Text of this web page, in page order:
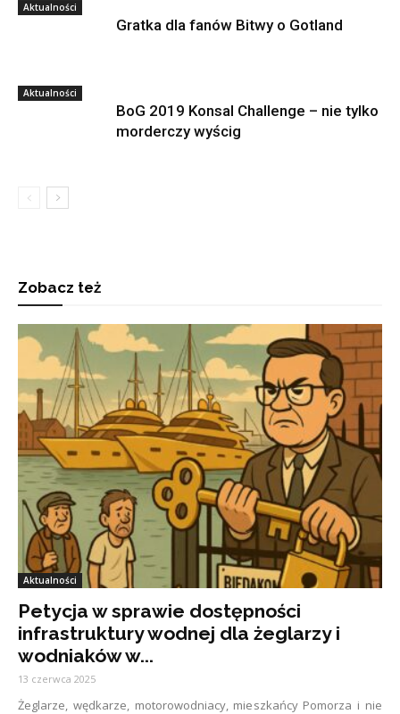
Aktualności
Gratka dla fanów Bitwy o Gotland
Aktualności
BoG 2019 Konsal Challenge – nie tylko
morderczy wyścig
Zobacz też
Aktualności
Petycja w sprawie dostępności
infrastruktury wodnej dla żeglarzy i
wodniaków w...
13 czerwca 2025
Żeglarze, wędkarze, motorowodniacy, mieszkańcy Pomorza i nie